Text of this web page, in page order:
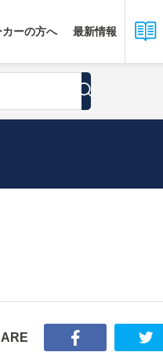
ーの方へ 最新情報